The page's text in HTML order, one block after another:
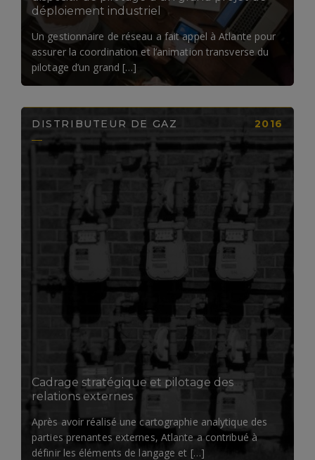
déploiement industriel
Un gestionnaire de réseau a fait appel à Atlante pour
assurer la coordination et l’animation transverse du
pilotage d’un grand […]
DISTRIBUTEUR DE GAZ 2016
Cadrage stratégique et pilotage des
relations externes
Après avoir réalisé une cartographie analytique des
parties prenantes externes, Atlante a contribué à
définir les éléments de langage et […]
LIRE LA SUITE